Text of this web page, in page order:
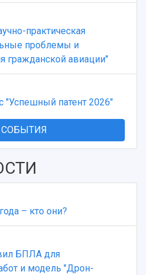
практическая
проблемы и
гражданской авиации"
патент 2026"
СОБЫТИЯ
– кто они?
БПЛА для
и модель "Дрон-